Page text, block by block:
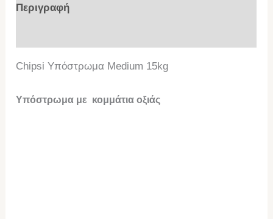
Περιγραφή
Chipsi Υπόστρωμα Medium 15kg
Υπόστρωμα με κομμάτια οξιάς